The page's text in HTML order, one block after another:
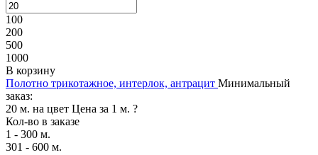
100
200
500
1000
В корзину
Полотно трикотажное, интерлок, антрацит Минимальный
заказ:
20 м. на цвет Цена за 1 м. ?
Кол-во в заказе
1 - 300 м.
301 - 600 м.